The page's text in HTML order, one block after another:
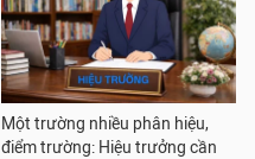
Một trường nhiều phân hiệu,
điểm trường: Hiệu trưởng cần